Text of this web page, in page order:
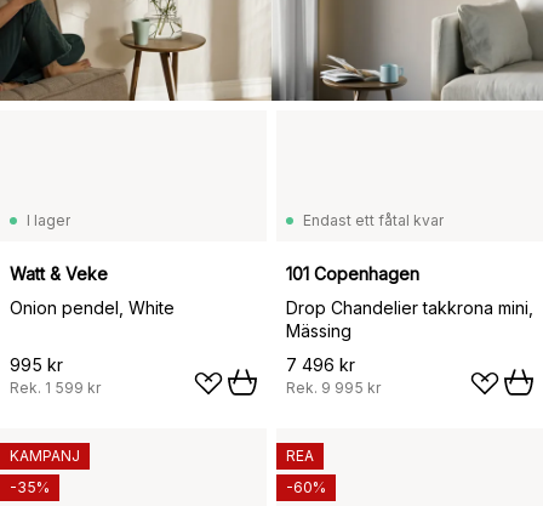
I lager
Watt & Veke
Onion pendel, White
995 kr
Rek. 1 599 kr
Endast ett fåtal kvar
101 Copenhagen
Drop Chandelier takkrona mini,
Mässing
7 496 kr
Rek. 9 995 kr
KAMPANJ
-35%
REA
-60%